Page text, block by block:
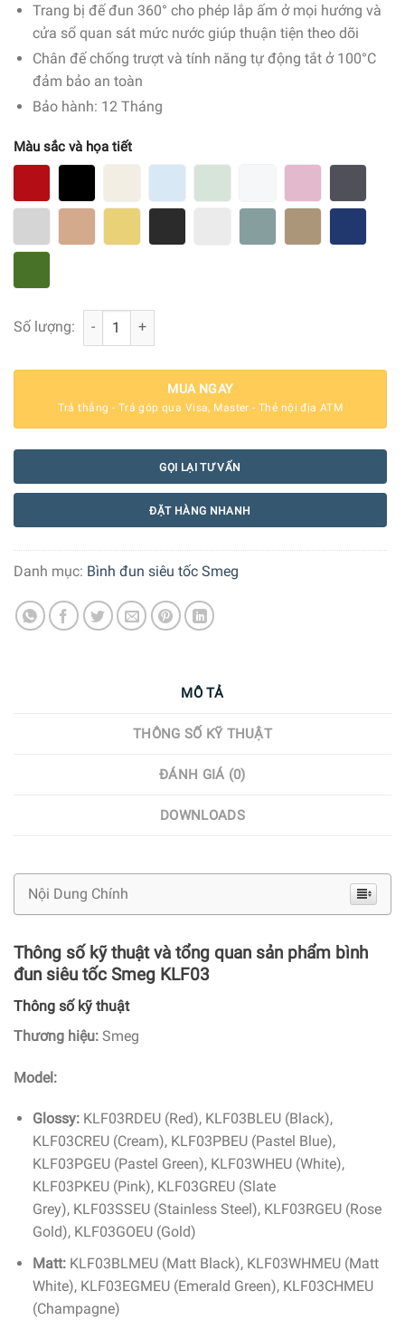
Trang bị đế đun 360° cho phép lắp ấm ở mọi hướng và
cửa sổ quan sát mức nước giúp thuận tiện theo dõi
Chân đế chống trượt và tính năng tự động tắt ở 100°C
đảm bảo an toàn
Bảo hành: 12 Tháng
Màu sắc và họa tiết
Số lượng: Bình đun siêu tốc Smeg KLF03 - Các màu số lượng
MUA NGAY
Trả thẳng - Trả góp qua Visa, Master - Thẻ nội địa ATM
GỌI LẠI TƯ VẤN
ĐẶT HÀNG NHANH
Danh mục: Bình đun siêu tốc Smeg
MÔ TẢ
THÔNG SỐ KỸ THUẬT
ĐÁNH GIÁ (0)
DOWNLOADS
Nội Dung Chính
Thông số kỹ thuật và tổng quan sản phẩm bình
đun siêu tốc Smeg KLF03
Thông số kỹ thuật
Thương hiệu: Smeg
Model:
Glossy:KLF03RDEU (Red), KLF03BLEU (Black),
KLF03CREU (Cream), KLF03PBEU (Pastel Blue),
KLF03PGEU (Pastel Green), KLF03WHEU (White),
KLF03PKEU (Pink), KLF03GREU (Slate
Grey), KLF03SSEU (Stainless Steel), KLF03RGEU (Rose
Gold), KLF03GOEU (Gold)
Matt:KLF03BLMEU (Matt Black), KLF03WHMEU (Matt
White), KLF03EGMEU (Emerald Green), KLF03CHMEU
(Champagne)